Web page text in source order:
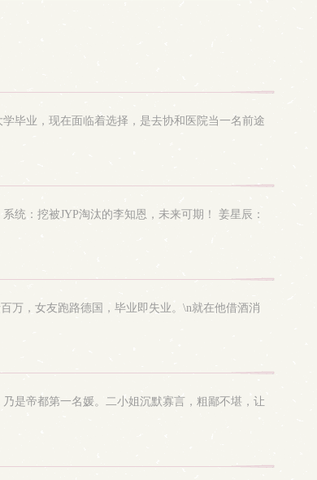
毕业，现在面临着选择，是去协和医院当一名前途
统：挖被JYP淘汰的李知恩，未来可期！ 姜星辰：
万，女友跑路德国，毕业即失业。\n就在他借酒消
是帝都第一名媛。二小姐沉默寡言，粗鄙不堪，让